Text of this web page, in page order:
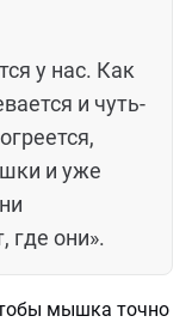
у нас. Как
и чуть-
и уже
где они».
мышка точно